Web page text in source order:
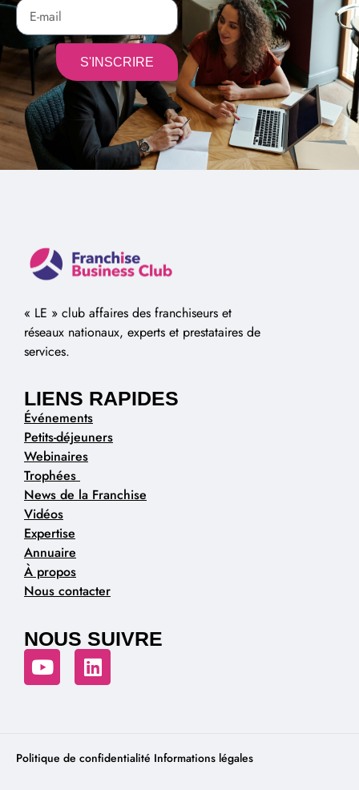
S'INSCRIRE
Alternative:
« LE » club affaires des franchiseurs et
réseaux nationaux, experts et prestataires de
services.
LIENS RAPIDES
Événements
Petits-déjeuners
Webinaires
Trophées
News de la Franchise
Vidéos
Expertise
Annuaire
À propos
Nous contacter
NOUS SUIVRE
Politique de confidentialité Informations légales